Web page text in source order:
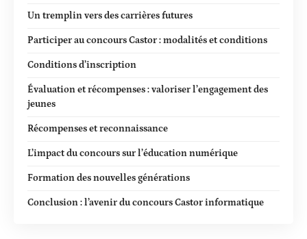
Un tremplin vers des carrières futures
Participer au concours Castor : modalités et conditions
Conditions d’inscription
Évaluation et récompenses : valoriser l’engagement des
jeunes
Récompenses et reconnaissance
L’impact du concours sur l’éducation numérique
Formation des nouvelles générations
Conclusion : l’avenir du concours Castor informatique